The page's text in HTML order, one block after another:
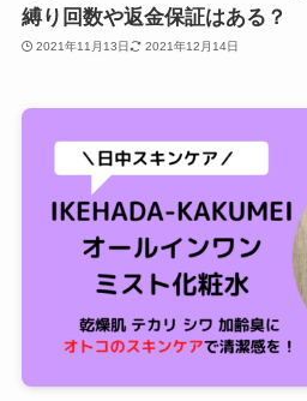
縛り回数や返金保証はある？
2021年11月13日 2021年12月14日